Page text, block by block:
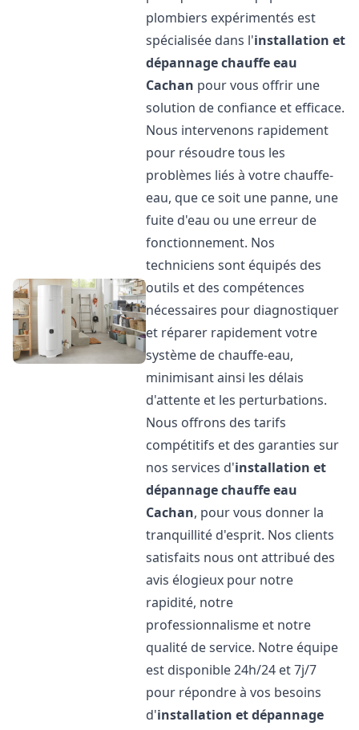
plombiers expérimentés est
spécialisée dans l'installation et
dépannage chauffe eau
Cachan pour vous offrir une
solution de confiance et efficace.
Nous intervenons rapidement
pour résoudre tous les
problèmes liés à votre chauffe-
eau, que ce soit une panne, une
fuite d'eau ou une erreur de
fonctionnement. Nos
techniciens sont équipés des
outils et des compétences
nécessaires pour diagnostiquer
et réparer rapidement votre
système de chauffe-eau,
minimisant ainsi les délais
d'attente et les perturbations.
Nous offrons des tarifs
compétitifs et des garanties sur
nos services d'installation et
dépannage chauffe eau
Cachan, pour vous donner la
tranquillité d'esprit. Nos clients
satisfaits nous ont attribué des
avis élogieux pour notre
rapidité, notre
professionnalisme et notre
qualité de service. Notre équipe
est disponible 24h/24 et 7j/7
pour répondre à vos besoins
d'installation et dépannage